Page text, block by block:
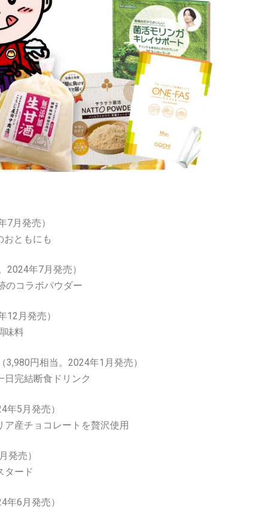
7月発売）
おともにも
2024年7月発売）
のコラボパウダー
12月発売）
味料
3,980円相当。2024年1月発売）
完結断食ドリンク
年5月発売）
産チョコレートを贅沢使用
発売）
タード
年6月発売）